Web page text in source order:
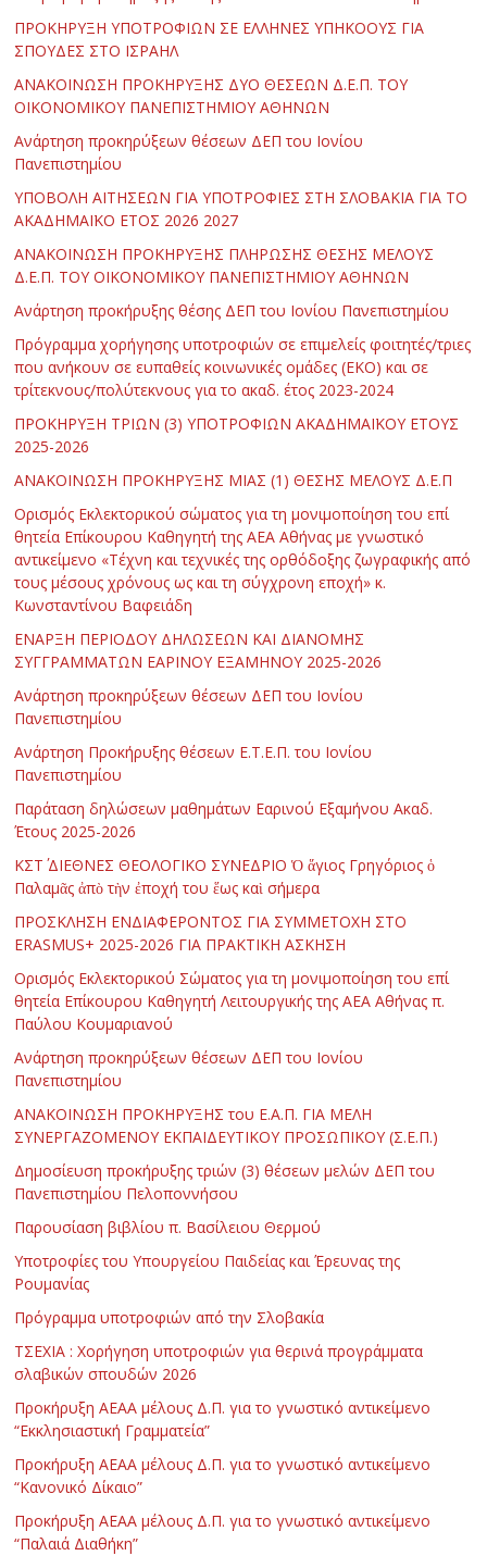
ΠΡΟΚΗΡΥΞΗ ΥΠΟΤΡΟΦΙΩΝ ΣΕ ΕΛΛΗΝΕΣ ΥΠΗΚΟΟΥΣ ΓΙΑ
ΣΠΟΥΔΕΣ ΣΤΟ ΙΣΡΑΗΛ
ΑΝΑΚΟΙΝΩΣΗ ΠΡΟΚΗΡΥΞΗΣ ΔΥΟ ΘΕΣΕΩΝ Δ.Ε.Π. ΤΟΥ
ΟΙΚΟΝΟΜΙΚΟΥ ΠΑΝΕΠΙΣΤΗΜΙΟΥ ΑΘΗΝΩΝ
Ανάρτηση προκηρύξεων θέσεων ΔΕΠ του Ιονίου
Πανεπιστημίου
ΥΠΟΒΟΛΗ ΑΙΤΗΣΕΩΝ ΓΙΑ ΥΠΟΤΡΟΦΙΕΣ ΣΤΗ ΣΛΟΒΑΚΙΑ ΓΙΑ ΤΟ
ΑΚΑΔΗΜΑΪΚΟ ΕΤΟΣ 2026 2027
ΑΝΑΚΟΙΝΩΣΗ ΠΡΟΚΗΡΥΞΗΣ ΠΛΗΡΩΣΗΣ ΘΕΣΗΣ ΜΕΛΟΥΣ
Δ.Ε.Π. ΤΟΥ ΟΙΚΟΝΟΜΙΚΟΥ ΠΑΝΕΠΙΣΤΗΜΙΟΥ ΑΘΗΝΩΝ
Ανάρτηση προκήρυξης θέσης ΔΕΠ του Ιονίου Πανεπιστημίου
Πρόγραμμα χορήγησης υποτροφιών σε επιμελείς φοιτητές/τριες
που ανήκουν σε ευπαθείς κοινωνικές ομάδες (ΕΚΟ) και σε
τρίτεκνους/πολύτεκνους για το ακαδ. έτος 2023-2024
ΠΡΟΚΗΡΥΞΗ ΤΡΙΩΝ (3) ΥΠΟΤΡΟΦΙΩΝ ΑΚΑΔΗΜΑΪΚΟΥ ΕΤΟΥΣ
2025-2026
ΑΝΑΚΟΙΝΩΣΗ ΠΡΟΚΗΡΥΞΗΣ ΜΙΑΣ (1) ΘΕΣΗΣ ΜΕΛΟΥΣ Δ.Ε.Π
Ορισμός Εκλεκτορικού σώματος για τη μονιμοποίηση του επί
θητεία Επίκουρου Καθηγητή της ΑΕΑ Αθήνας με γνωστικό
αντικείμενο «Τέχνη και τεχνικές της ορθόδοξης ζωγραφικής από
τους μέσους χρόνους ως και τη σύγχρονη εποχή» κ.
Κωνσταντίνου Βαφειάδη
ΕΝΑΡΞΗ ΠΕΡΙΟΔΟΥ ΔΗΛΩΣΕΩΝ ΚΑΙ ΔΙΑΝΟΜΗΣ
ΣΥΓΓΡΑΜΜΑΤΩΝ ΕΑΡΙΝΟΥ ΕΞΑΜΗΝΟΥ 2025-2026
Ανάρτηση προκηρύξεων θέσεων ΔΕΠ του Ιονίου
Πανεπιστημίου
Ανάρτηση Προκήρυξης θέσεων Ε.Τ.Ε.Π. του Ιονίου
Πανεπιστημίου
Παράταση δηλώσεων μαθημάτων Εαρινού Εξαμήνου Ακαδ.
Έτους 2025-2026
ΚΣΤ΄ ΔΙΕΘΝΕΣ ΘΕΟΛΟΓΙΚΟ ΣΥΝΕΔΡΙΟ Ὁ ἅγιος Γρηγόριος ὁ
Παλαμᾶς ἀπὸ τὴν ἐποχή του ἕως καὶ σήμερα
ΠΡΟΣΚΛΗΣΗ ΕΝΔΙΑΦΕΡΟΝΤΟΣ ΓΙΑ ΣΥΜΜΕΤΟΧΗ ΣΤΟ
ERASMUS+ 2025-2026 ΓΙΑ ΠΡΑΚΤΙΚΗ ΑΣΚΗΣΗ
Ορισμός Εκλεκτορικού Σώματος για τη μονιμοποίηση του επί
θητεία Επίκουρου Καθηγητή Λειτουργικής της ΑΕΑ Αθήνας π.
Παύλου Κουμαριανού
Ανάρτηση προκηρύξεων θέσεων ΔΕΠ του Ιονίου
Πανεπιστημίου
ΑΝΑΚΟΙΝΩΣΗ ΠΡΟΚΗΡΥΞΗΣ του Ε.Α.Π. ΓΙΑ ΜΕΛΗ
ΣΥΝΕΡΓΑΖΟΜΕΝΟΥ ΕΚΠΑΙΔΕΥΤΙΚΟΥ ΠΡΟΣΩΠΙΚΟΥ (Σ.Ε.Π.)
Δημοσίευση προκήρυξης τριών (3) θέσεων μελών ΔΕΠ του
Πανεπιστημίου Πελοποννήσου
Παρουσίαση βιβλίου π. Βασίλειου Θερμού
Υποτροφίες του Υπουργείου Παιδείας και Έρευνας της
Ρουμανίας
Πρόγραμμα υποτροφιών από την Σλοβακία
ΤΣΕΧΙΑ : Χορήγηση υποτροφιών για θερινά προγράμματα
σλαβικών σπουδών 2026
Προκήρυξη ΑΕΑΑ μέλους Δ.Π. για το γνωστικό αντικείμενο
“Εκκλησιαστική Γραμματεία”
Προκήρυξη ΑΕΑΑ μέλους Δ.Π. για το γνωστικό αντικείμενο
“Κανονικό Δίκαιο”
Προκήρυξη ΑΕΑΑ μέλους Δ.Π. για το γνωστικό αντικείμενο
“Παλαιά Διαθήκη”